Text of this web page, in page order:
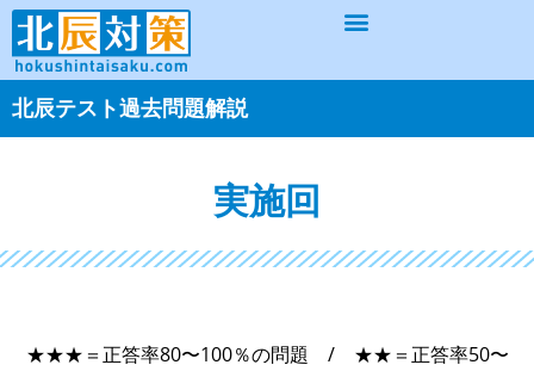
北辰テスト過去問題解説
実施回
★★★＝正答率80〜100％の問題 / ★★＝正答率50〜